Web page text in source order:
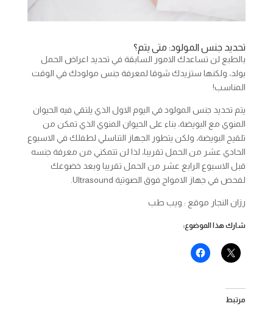
تحديد جنس المولود: متى يتم؟
بالطبع لن تساعدك الامور السابقة في تحديد اعراض الحمل
بولد، ولكنها ستزيدك شوقا لمعرفة جنس مولودك في الوقت
المناسب!
يتم تحديد جنس المولود في اليوم الاول الذي يلتقي فيه الحيوان
المنوي مع البويضة، بناء على الحيوان المنوي الذي تمكن من
تلقيح البويضة، ولكن يتطور الجهاز التناسلي لطفلك في الاسبوع
الحادي عشر من الحمل تقريبا، لذا لن تتمكني من معرفة جنسه
قبل الاسبوع الرابع عشر من الحمل تقريبا وبعد خضوعك
لفحص في جهاز الامواج فوق الصوتية Ultrasound.
رزان النجار موقع : ويب طب
شارك هذا الموضوع:
مرتبط